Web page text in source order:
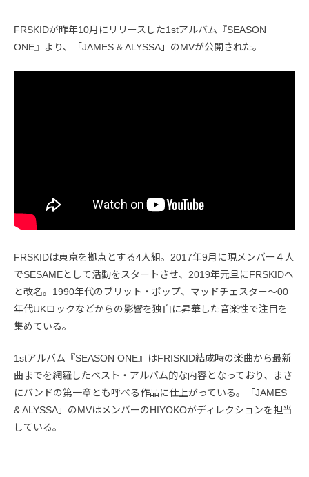
FRSKIDが昨年10月にリリースした1stアルバム『SEASON
ONE』より、「JAMES & ALYSSA」のMVが公開された。
FRSKIDは東京を拠点とする4人組。2017年9月に現メンバー４人
でSESAMEとして活動をスタートさせ、2019年元旦にFRSKIDへ
と改名。1990年代のブリット・ポップ、マッドチェスター〜00
年代UKロックなどからの影響を独自に昇華した音楽性で注目を
集めている。
1stアルバム『SEASON ONE』はFRISKID結成時の楽曲から最新
曲までを網羅したべスト・アルバム的な内容となっており、まさ
にバンドの第一章とも呼べる作品に仕上がっている。「JAMES
& ALYSSA」のMVはメンバーのHIYOKOがディレクションを担当
している。